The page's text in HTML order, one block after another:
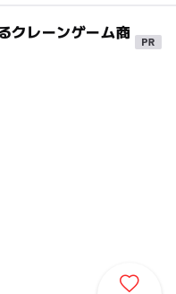
クレーンゲーム商